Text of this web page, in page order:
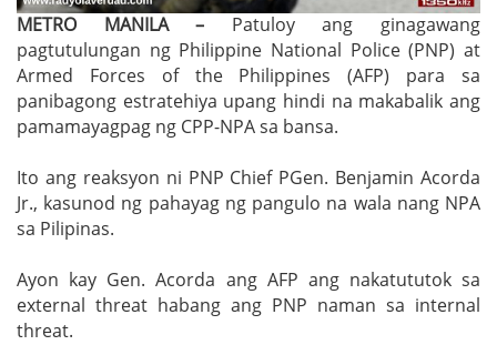
METRO MANILA – Patuloy ang ginagawang
pagtutulungan ng Philippine National Police (PNP) at
Armed Forces of the Philippines (AFP) para sa
panibagong estratehiya upang hindi na makabalik ang
pamamayagpag ng CPP-NPA sa bansa.
Ito ang reaksyon ni PNP Chief PGen. Benjamin Acorda
Jr., kasunod ng pahayag ng pangulo na wala nang NPA
sa Pilipinas.
Ayon kay Gen. Acorda ang AFP ang nakatututok sa
external threat habang ang PNP naman sa internal
threat.